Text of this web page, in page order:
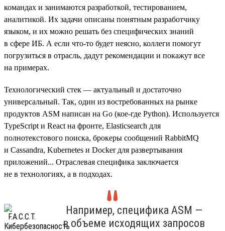
командах и занимаются разработкой, тестированием,
аналитикой. Их задачи описаны понятным разработчику
языком, и их можно решать без специфических знаний
в сфере ИБ. А если что-то будет неясно, коллеги помогут
погрузиться в отрасль, дадут рекомендации и покажут все
на примерах.
Технологический стек — актуальный и достаточно
универсальный. Так, один из востребованных на рынке
продуктов ASM написан на Go (кое-где Python). Используется
TypeScript и React на фронте, Elasticsearch для
полнотекстового поиска, брокеры сообщений RabbitMQ
и Cassandra, Kubernetes и Docker для развертывания
приложений... Отраслевая специфика заключается
не в технологиях, а в подходах.
Например, специфика ASM —
в объеме исходящих запросов